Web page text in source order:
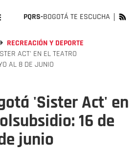
PQRS-BOGOTÁ TE ESCUCHA
RECREACIÓN Y DEPORTE
ACT' EN EL TEATRO
AL 8 DE JUNIO
'Sister Act' en
16 de
junio